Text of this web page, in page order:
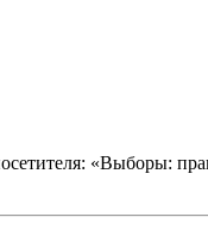
«Выборы: